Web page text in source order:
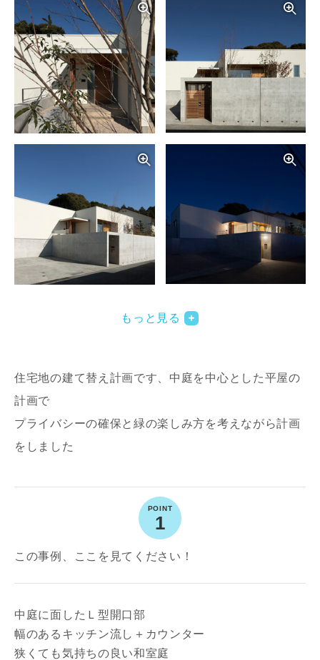
写真を拡大する
もっと見る
住宅地の建て替え計画です、中庭を中心とした平屋の
計画で
プライバシーの確保と緑の楽しみ方を考えながら計画
をしました
1
この事例、ここを見てください！
中庭に面したＬ型開口部
幅のあるキッチン流し＋カウンター
狭くても気持ちの良い和室庭